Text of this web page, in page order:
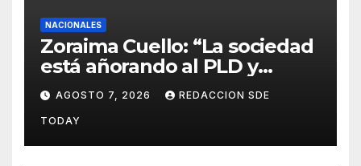
NACIONALES
Zoraima Cuello: “La sociedad
está añorando al PLD y
nuestro deber es comunicar
con la verdad y las
evidencias”
AGOSTO 7, 2026 REDACCION SDE
TODAY